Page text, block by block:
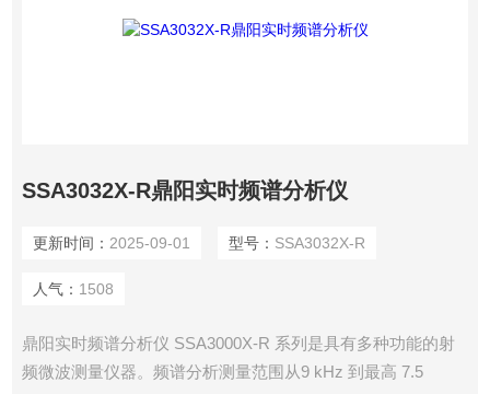
SSA3032X-R鼎阳实时频谱分析仪
更新时间： 2025-09-01 型号： SSA3032X-R
人气： 1508
鼎阳实时频谱分析仪 SSA3000X-R 系列是具有多种功能的射
频微波测量仪器。频谱分析测量范围从9 kHz 到最高 7.5